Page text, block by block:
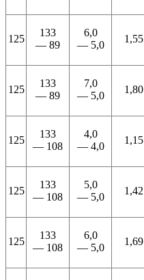
125
133
— 89
6,0
— 5,0
1,55
125
133
— 89
7,0
— 5,0
1,80
125
133
— 108
4,0
— 4,0
1,15
125
133
— 108
5,0
— 5,0
1,42
125
133
— 108
6,0
— 5,0
1,69